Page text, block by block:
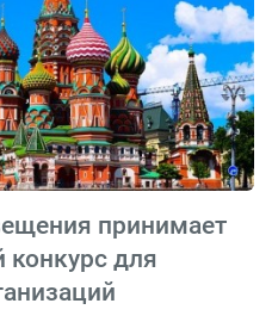
принимает
конкурс для